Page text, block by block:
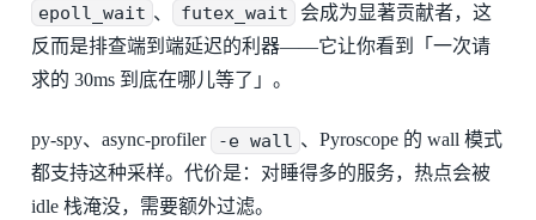
epoll_wait 、 futex_wait
会成为显著贡献者，这
反而是排查端到端延迟的利器——它让你看到「一次请
求的 30ms 到底在哪儿等了」。
py-spy、async-profiler -e wall 、Pyroscope 的 wall 模式
都支持这种采样。代价是：对睡得多的服务，热点会被
idle 栈淹没，需要额外过滤。